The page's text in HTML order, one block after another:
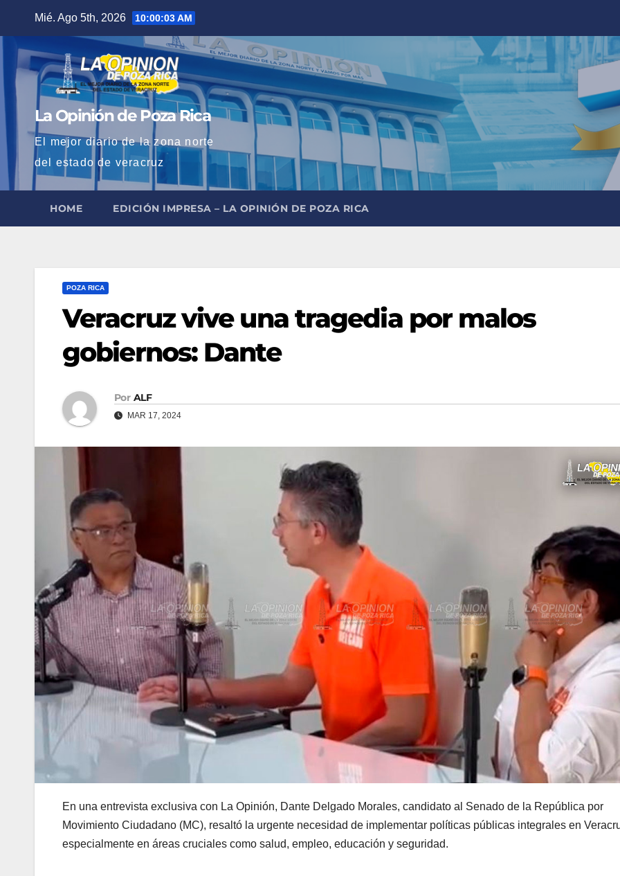
contenido
Mié. Ago 5th, 2026 10:00:05 AM
La Opinión de Poza Rica
El mejor diario de la zona norte
del estado de veracruz
HOME EDICIÓN IMPRESA – LA OPINIÓN DE POZA RICA
POZA RICA
Veracruz vive una tragedia por malos
gobiernos: Dante
Por ALF
MAR 17, 2024
En una entrevista exclusiva con La Opinión, Dante Delgado Morales, candidato al Senado de la República por
Movimiento Ciudadano (MC), resaltó la urgente necesidad de implementar políticas públicas integrales en
especialmente en áreas cruciales como salud, empleo, educación y seguridad.